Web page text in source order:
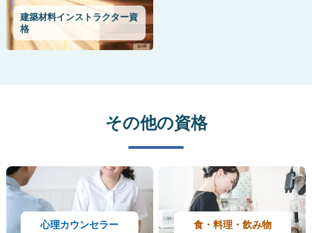
建築材料インストラクター資
格
その他の資格
心理カウンセラー 食・料理・飲み物